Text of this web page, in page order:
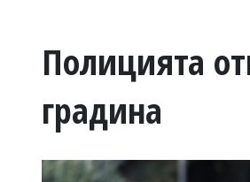
ВОЙНАТА
УКРАЙНА
РАЗСЛЕДВАНЕ
Полицията
градина